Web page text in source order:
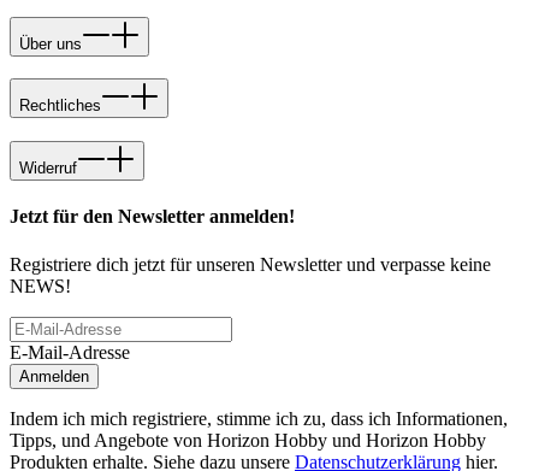
Über uns
Rechtliches
Widerruf
Jetzt für den Newsletter anmelden!
Registriere dich jetzt für unseren Newsletter und verpasse keine
NEWS!
E-Mail-Adresse
Anmelden
Indem ich mich registriere, stimme ich zu, dass ich Informationen,
Tipps, und Angebote von Horizon Hobby und Horizon Hobby
Produkten erhalte. Siehe dazu unsere Datenschutzerklärung hier.